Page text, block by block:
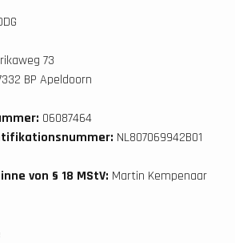
73
BP Apeldoorn
06087464
NL807069942B01
von § 18 MStV: Martin Kempenaar